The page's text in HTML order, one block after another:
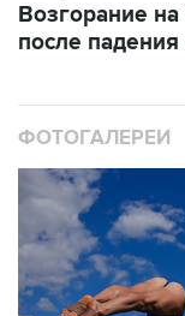
Возгорание
после
ФОТОГАЛЕРЕИ